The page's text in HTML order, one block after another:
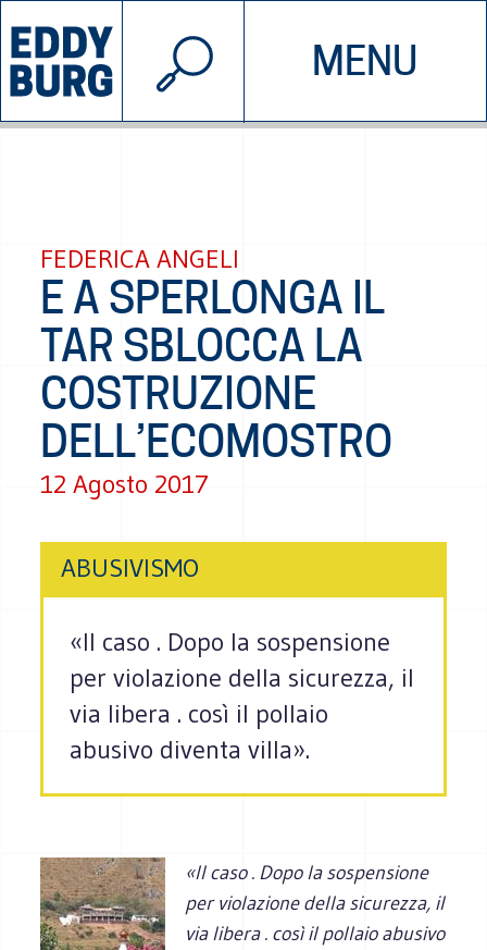
MENU
INIZIATIVE CHI SIAMO
© 2026 EDDYBURG
FEDERICA ANGELI
E A SPERLONGA IL
TAR SBLOCCA LA
COSTRUZIONE
DELL’ECOMOSTRO
12 Agosto 2017
ABUSIVISMO
«Il caso . Dopo la sospensione
per violazione della sicurezza, il
via libera . così il pollaio
abusivo diventa villa».
«Il caso . Dopo la sospensione
per violazione della sicurezza, il
via libera . così il pollaio abusivo